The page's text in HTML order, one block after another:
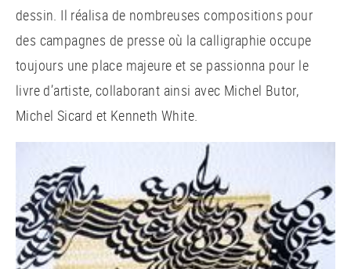
dessin. Il réalisa de nombreuses compositions pour
des campagnes de presse où la calligraphie occupe
toujours une place majeure et se passionna pour le
livre d’artiste, collaborant ainsi avec Michel Butor,
Michel Sicard et Kenneth White.